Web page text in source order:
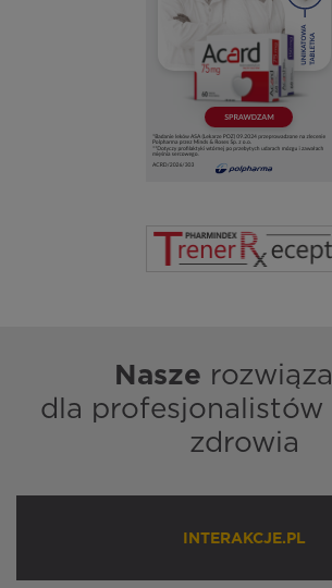
Nasze
dla profesjonalistów
zdrowia
INTERAKCJE.PL